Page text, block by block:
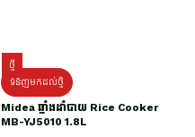
ថ្មី
ទំនិញមកដល់ថ្មិ
Midea ឆ្នាំងដាំបាយ Rice Cooker
MB-YJ5010 1.8L